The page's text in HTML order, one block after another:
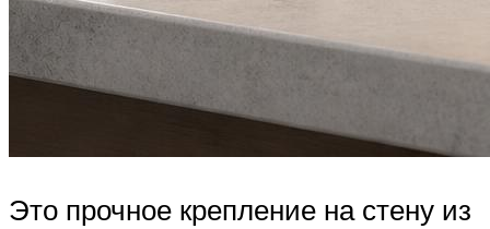
Это прочное крепление на стену из